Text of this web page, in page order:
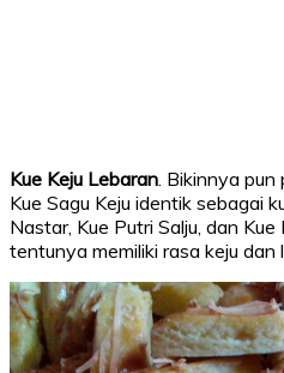
Kue Keju Lebaran. Bikinnya pun
Kue Sagu Keju identik sebagai
Nastar, Kue Putri Salju, dan
tentunya memiliki rasa keju dan